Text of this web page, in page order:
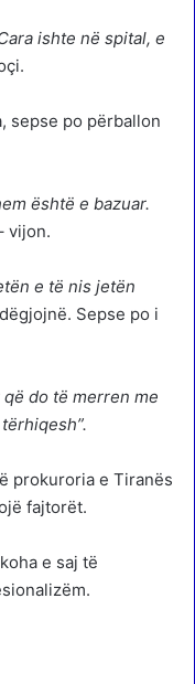
ishte në spital, e
sepse po përballon
është e bazuar.
vijon.
e të nis jetën
Sepse po i
do të merren me
prokuroria e Tiranës
fajtorët.
e saj të